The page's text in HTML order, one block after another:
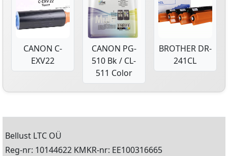
CANON C-
EXV22
CANON PG-
510 Bk / CL-
511 Color
BROTHER DR-
241CL
Bellust LTC OÜ
Reg-nr: 10144622 KMKR-nr: EE100316665